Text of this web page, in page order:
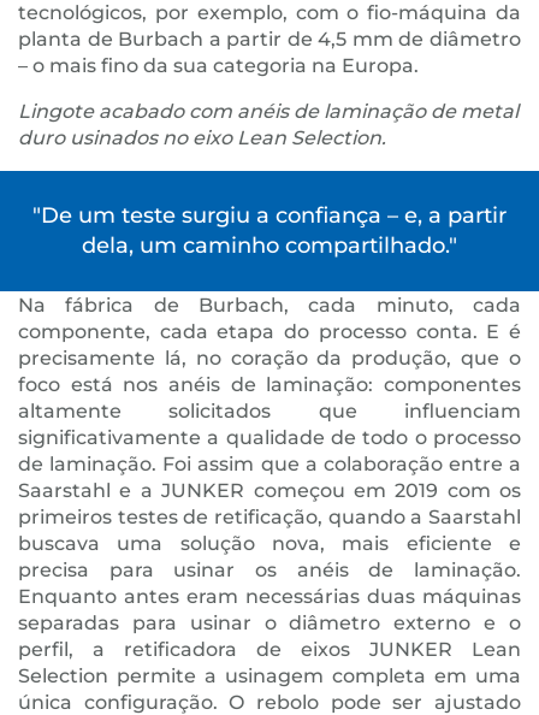
tecnológicos, por exemplo, com o fio-máquina da
planta de Burbach a partir de 4,5 mm de diâmetro
– o mais fino da sua categoria na Europa.
Lingote acabado com anéis de laminação de metal
duro usinados no eixo Lean Selection.
"De um teste surgiu a confiança – e, a partir
dela, um caminho compartilhado."
Na fábrica de Burbach, cada minuto, cada
componente, cada etapa do processo conta. E é
precisamente lá, no coração da produção, que o
foco está nos anéis de laminação: componentes
altamente solicitados que influenciam
significativamente a qualidade de todo o processo
de laminação. Foi assim que a colaboração entre a
Saarstahl e a JUNKER começou em 2019 com os
primeiros testes de retificação, quando a Saarstahl
buscava uma solução nova, mais eficiente e
precisa para usinar os anéis de laminação.
Enquanto antes eram necessárias duas máquinas
separadas para usinar o diâmetro externo e o
perfil, a retificadora de eixos JUNKER Lean
Selection permite a usinagem completa em uma
única configuração. O rebolo pode ser ajustado